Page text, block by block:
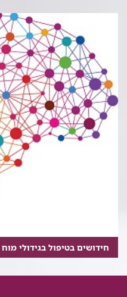
חידושים בטיפול בגידולי מוח